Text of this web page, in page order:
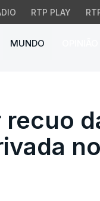
RTP PLAY
MUNDO
no